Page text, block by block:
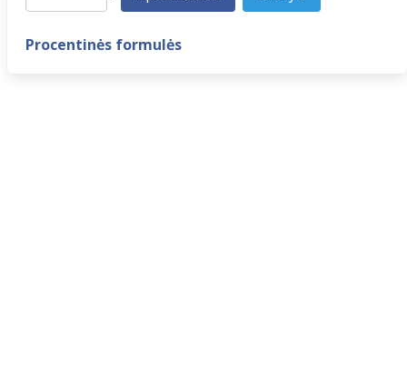
Procentinės formulės